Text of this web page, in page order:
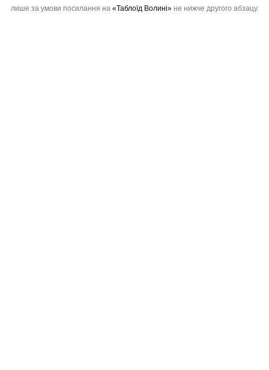
лише за умови посилання на «Таблоїд Волині»не нижче другого абзацу.